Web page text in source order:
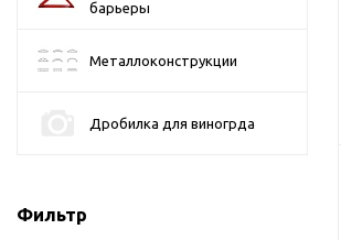
барьеры
Металлоконструкции
Дробилка для виногрда
Фильтр